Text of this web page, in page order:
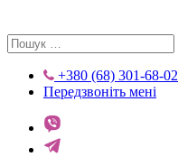
+380 (68) 301-68-02
Передзвоніть мені